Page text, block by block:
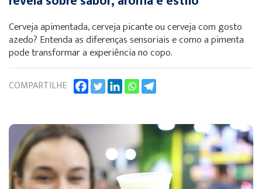
Cerveja apimentada, cerveja picante ou cerveja com gosto
azedo? Entenda as diferenças sensoriais e como a pimenta
pode transformar a experiência no copo.
COMPARTILHE